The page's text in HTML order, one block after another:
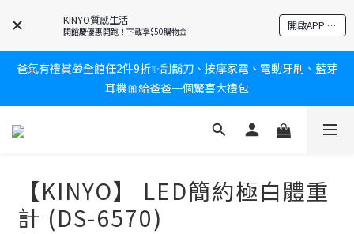
KINYO質感生活
開館慶優惠開跑！下載享$50購物金 開啟APP 享隱藏優惠
新會員送$100購物金✨再享消費回饋無極限
新會員送$100購物金✨再享消費回饋無極限
爸氣有禮賞🎁全館任2件9折✨刮鬍刀、按摩家電、電動牙刷、藍芽
耳機🎀給爸爸一個驚喜大禮包
炎熱夏日救星☀️秒凍扇登場💙半導體製冷 x 微米級冰霧，一秒開
新會員送$100購物金✨再享消費回饋無極限
【KINYO】 LED簡約極白體重
計 (DS-6570)